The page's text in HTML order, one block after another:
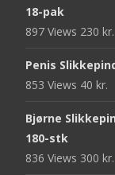
18-pak
897 Views 230 kr.
Penis
853 Views 40 kr.
Bjørne
180-stk
836 Views 300 kr.